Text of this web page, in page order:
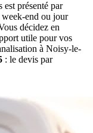
présenté par
end ou jour
décidez en
utile pour vos
à Noisy-le-
: le devis par